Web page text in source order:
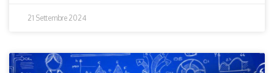
21 Settembre 2024